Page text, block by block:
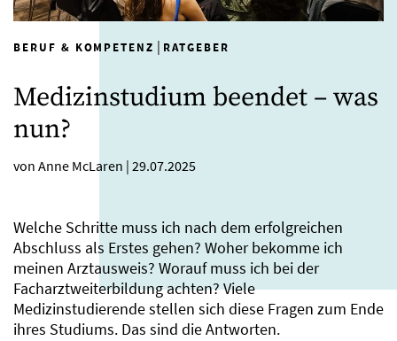
BERUF & KOMPETENZ | RATGEBER
Medizinstudium beendet – was
nun?
von Anne McLaren | 29.07.2025
Welche Schritte muss ich nach dem erfolgreichen
Abschluss als Erstes gehen? Woher bekomme ich
meinen Arztausweis? Worauf muss ich bei der
Facharztweiterbildung achten? Viele
Medizinstudierende stellen sich diese Fragen zum Ende
ihres Studiums. Das sind die Antworten.